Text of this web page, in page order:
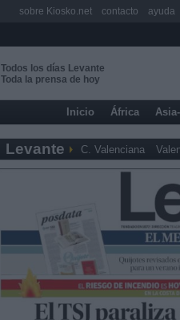
Todos los días Levante
Toda la prensa de hoy
Inicio África
Levante C. Valenciana
sobre Kiosko.net contacto ayuda